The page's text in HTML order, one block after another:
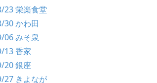
23 栄楽食堂
30 かわ田
06 みそ泉
13 香家
20 銀座
27 きよなが